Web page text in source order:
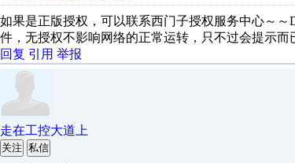
如果是正版授权，可以联系西门子授权服务中心～
件，无授权不影响网络的正常运转，只不过会提示
回复 引用 举报
走在工控大道上
关注 私信